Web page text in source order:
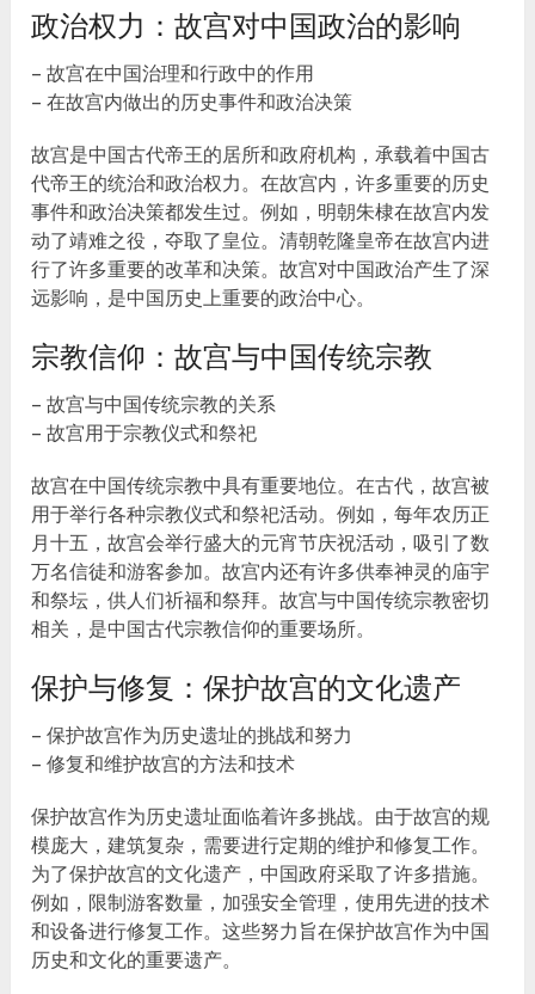
政治权力：故宫对中国政治的影响
– 故宫在中国治理和行政中的作用
– 在故宫内做出的历史事件和政治决策
故宫是中国古代帝王的居所和政府机构，承载着中国古
代帝王的统治和政治权力。在故宫内，许多重要的历史
事件和政治决策都发生过。例如，明朝朱棣在故宫内发
动了靖难之役，夺取了皇位。清朝乾隆皇帝在故宫内进
行了许多重要的改革和决策。故宫对中国政治产生了深
远影响，是中国历史上重要的政治中心。
宗教信仰：故宫与中国传统宗教
– 故宫与中国传统宗教的关系
– 故宫用于宗教仪式和祭祀
故宫在中国传统宗教中具有重要地位。在古代，故宫被
用于举行各种宗教仪式和祭祀活动。例如，每年农历正
月十五，故宫会举行盛大的元宵节庆祝活动，吸引了数
万名信徒和游客参加。故宫内还有许多供奉神灵的庙宇
和祭坛，供人们祈福和祭拜。故宫与中国传统宗教密切
相关，是中国古代宗教信仰的重要场所。
保护与修复：保护故宫的文化遗产
– 保护故宫作为历史遗址的挑战和努力
– 修复和维护故宫的方法和技术
保护故宫作为历史遗址面临着许多挑战。由于故宫的规
模庞大，建筑复杂，需要进行定期的维护和修复工作。
为了保护故宫的文化遗产，中国政府采取了许多措施。
例如，限制游客数量，加强安全管理，使用先进的技术
和设备进行修复工作。这些努力旨在保护故宫作为中国
历史和文化的重要遗产。